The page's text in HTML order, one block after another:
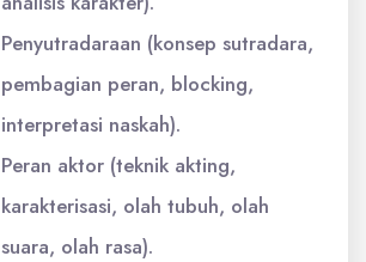
Penyutradaraan (konsep sutradara,
pembagian peran, blocking,
interpretasi naskah).
Peran aktor (teknik akting,
karakterisasi, olah tubuh, olah
suara, olah rasa).